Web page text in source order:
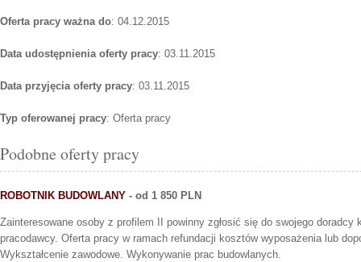
Oferta pracy ważna do: 04.12.2015
Data udostępnienia oferty pracy: 03.11.2015
Data przyjęcia oferty pracy: 03.11.2015
Typ oferowanej pracy: Oferta pracy
Podobne oferty pracy
ROBOTNIK BUDOWLANY - od 1 850 PLN
Zainteresowane osoby z profilem II powinny zgłosić się do swojego doradcy
pracodawcy. Oferta pracy w ramach refundacji kosztów wyposażenia lub
Wykształcenie zawodowe. Wykonywanie prac budowlanych.